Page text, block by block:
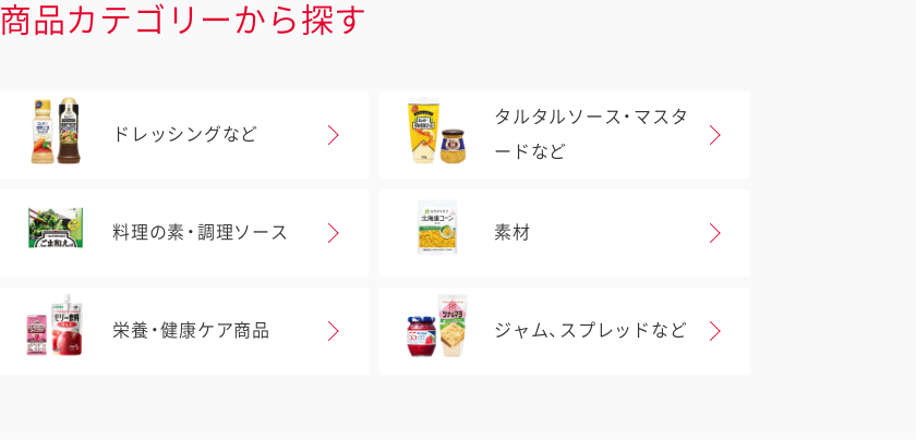
商品カテゴリーから探す
ドレッシングなど
タルタルソース・マスタ
ードなど
料理の素・調理ソース 素材
栄養・健康ケア商品 ジャム、スプレッドなど